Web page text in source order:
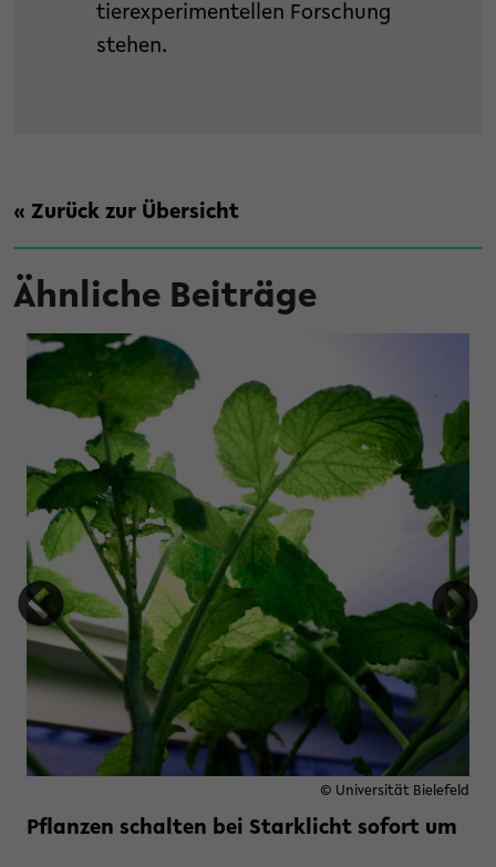
tierexperimentellen Forschung
stehen.
« Zurück zur Übersicht
Ähnliche Beiträge
Ausstellung zum Mitmachen
© Universität Bielefeld
Pflanzen schalten bei Starklicht sofort um